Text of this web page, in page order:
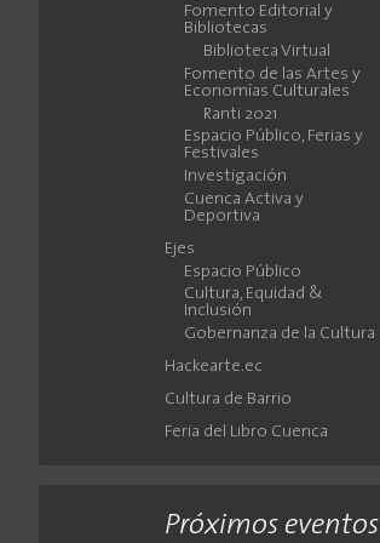
Fomento Editorial y
Bibliotecas
Biblioteca Virtual
Fomento de las Artes y
Economías Culturales
Ranti 2021
Espacio Público, Ferias y
Festivales
Investigación
Cuenca Activa y
Deportiva
Ejes
Espacio Público
Cultura, Equidad &
Inclusión
Gobernanza de la Cultura
Hackearte.ec
Cultura de Barrio
Feria del Libro Cuenca
Próximos eventos